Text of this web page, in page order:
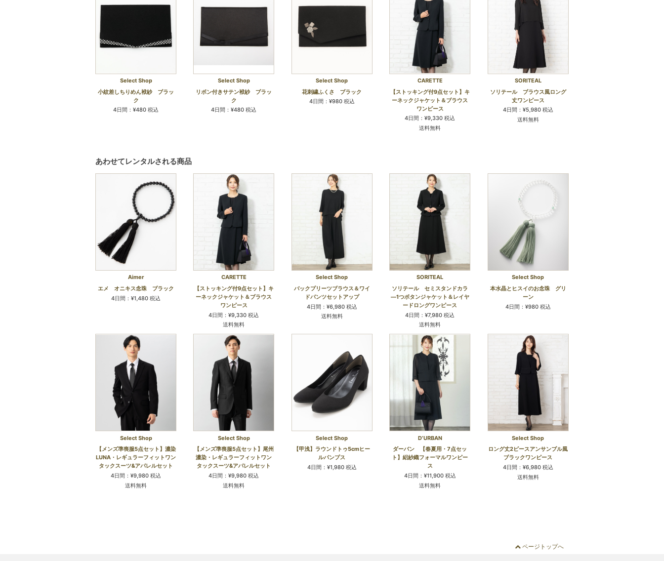
Select Shop
小紋差しちりめん袱紗 ブラッ
ク
4日間：¥480 税込
Select Shop
リボン付きサテン袱紗 ブラッ
ク
4日間：¥480 税込
Select Shop
花刺繍ふくさ ブラック
4日間：¥980 税込
CARETTE
【ストッキング付9点セット】キ
ーネックジャケット＆ブラウス
ワンピース
4日間：¥9,330 税込
送料無料
SORITEAL
ソリテール ブラウス風ロング
丈ワンピース
4日間：¥5,980 税込
送料無料
あわせてレンタルされる商品
Aimer
エメ オニキス念珠 ブラック
4日間：¥1,480 税込
CARETTE
【ストッキング付9点セット】キ
ーネックジャケット＆ブラウス
ワンピース
4日間：¥9,330 税込
送料無料
Select Shop
バックプリーツブラウス＆ワイ
ドパンツセットアップ
4日間：¥6,980 税込
送料無料
SORITEAL
ソリテール セミスタンドカラ
―1つボタンジャケット＆レイヤ
ードロングワンピース
4日間：¥7,980 税込
送料無料
Select Shop
本水晶とヒスイのお念珠 グリ
ーン
4日間：¥980 税込
Select Shop
【メンズ準喪服5点セット】濃染
LUNA・レギュラーフィットワン
タックスーツ&アパレルセット
4日間：¥9,980 税込
送料無料
Select Shop
【メンズ準喪服5点セット】尾州
濃染・レギュラーフィットワン
タックスーツ&アパレルセット
4日間：¥9,980 税込
送料無料
Select Shop
【甲浅】ラウンドトゥ5cmヒー
ルパンプス
4日間：¥1,980 税込
D’URBAN
ダーバン 【春夏用・7点セッ
ト】絽紗織フォーマルワンピー
ス
4日間：¥11,900 税込
送料無料
Select Shop
ロング丈2ピースアンサンブル風
ブラックワンピース
4日間：¥6,980 税込
送料無料
ページトップへ